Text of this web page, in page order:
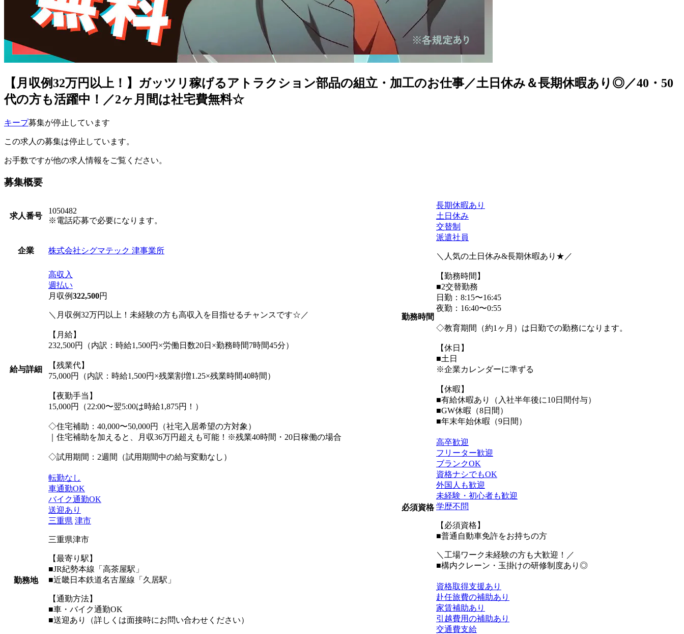
【月収例32万円以上！】ガッツリ稼げるアトラクション部品の組立・加工のお仕事／土日休み＆長期休暇あり◎／40・50
代の方も活躍中！／2ヶ月間は社宅費無料☆
キープ募集が停止しています
この求人の募集は停止しています。
お手数ですが他の求人情報をご覧ください。
募集概要
求人番号
1050482
※電話応募で必要になります。
企業 株式会社シグマテック 津事業所
給与詳細
高収入
週払い
月収例322,500円
＼月収例32万円以上！未経験の方も高収入を目指せるチャンスです☆／
【月給】
232,500円（内訳：時給1,500円×労働日数20日×勤務時間7時間45分）
【残業代】
75,000円（内訳：時給1,500円×残業割増1.25×残業時間40時間）
【夜勤手当】
15,000円（22:00〜翌5:00は時給1,875円！）
◇住宅補助：40,000〜50,000円（社宅入居希望の方対象）
｜住宅補助を加えると、月収36万円超えも可能！※残業40時間・20日稼働の場合
◇試用期間：2週間（試用期間中の給与変動なし）
勤務地
転勤なし
車通勤OK
バイク通勤OK
送迎あり
三重県 津市
三重県津市
【最寄り駅】
■JR紀勢本線「高茶屋駅」
■近畿日本鉄道名古屋線「久居駅」
【通勤方法】
■車・バイク通勤OK
■送迎あり（詳しくは面接時にお問い合わせください）
勤務時間
長期休暇あり
土日休み
交替制
派遣社員
＼人気の土日休み&長期休暇あり★／
【勤務時間】
■2交替勤務
日勤：8:15〜16:45
夜勤：16:40〜0:55
◇教育期間（約1ヶ月）は日勤での勤務になります。
【休日】
■土日
※企業カレンダーに準ずる
【休暇】
■有給休暇あり（入社半年後に10日間付与）
■GW休暇（8日間）
■年末年始休暇（9日間）
必須資格
高卒歓迎
フリーター歓迎
ブランクOK
資格ナシでもOK
外国人も歓迎
未経験・初心者も歓迎
学歴不問
【必須資格】
■普通自動車免許をお持ちの方
＼工場ワーク未経験の方も大歓迎！／
■構内クレーン・玉掛けの研修制度あり◎
資格取得支援あり
赴任旅費の補助あり
家賃補助あり
引越費用の補助あり
交通費支給